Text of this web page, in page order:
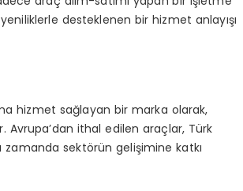
desteklenen bir hizmet anlayışı
hizmet sağlayan bir marka olarak,
ithal edilen araçlar, Türk
sektörün gelişimine katkı